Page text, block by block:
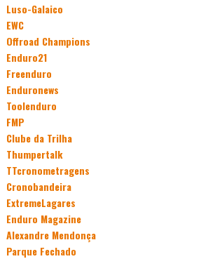
Luso-Galaico
EWC
Offroad Champions
Enduro21
Freenduro
Enduronews
Toolenduro
FMP
Clube da Trilha
Thumpertalk
TTcronometragens
Cronobandeira
ExtremeLagares
Enduro Magazine
Alexandre Mendonça
Parque Fechado